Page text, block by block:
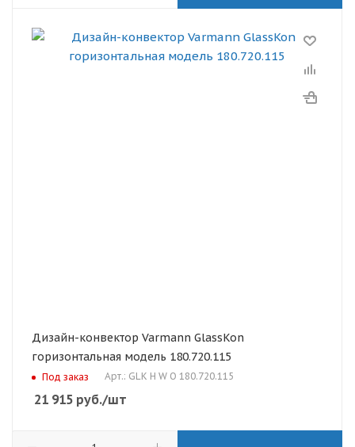
Дизайн-конвектор Varmann GlassKon
горизонтальная модель 180.720.115
Под заказ Арт.: GLK H W O 180.720.115
21 915 руб./шт